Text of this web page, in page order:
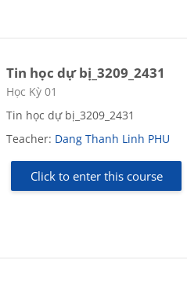
Tin học dự bị_3209_2431
Course category
Học Kỳ 01
Tin học dự bị_3209_2431
Teacher: Dang Thanh Linh PHU
Click to enter this course